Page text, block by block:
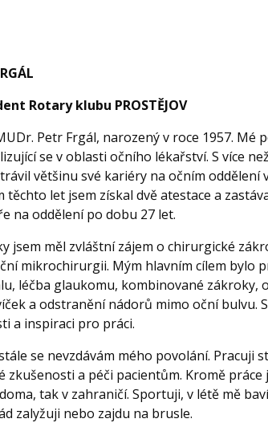
Rotary klubu PROSTĚJOV
Petr Frgál, narozený v roce 1957. Mé
se v oblasti očního lékařství. S více
většinu své kariéry na očním oddělení
těchto let jsem získal dvě atestace a
na oddělení po dobu 27 let.
jsem měl zvláštní zájem o chirurgické
mikrochirurgii. Mým hlavním cílem bylo
léčba glaukomu, kombinované zákroky,
a odstranění nádorů mimo oční bulvu.
a inspiraci pro práci.
se nevzdávám mého povolání. Pracuji
a péči pacientům. Kromě práce
tak v zahraničí. Sportuji, v létě mě
zalyžuji nebo zajdu na brusle.